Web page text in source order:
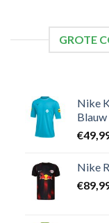
GROTE
Nike
Blauw
€
Nike
€